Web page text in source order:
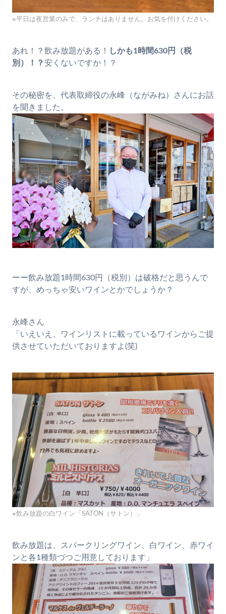
※平日は夜営業のみで、ランチはありません。お気を付けください。
あれ！？飲み放題がある！
しかも1時間630円（税
別）！？安くないですか！？
その秘密を、代表取締役の永峰（ながみね）さんにお話
を聞きました。
ーー飲み放題1時間630円（税別）は破格だと思うんで
すが、めっちゃ安いワインとかでしょうか？
永峰さん
「いえいえ、ワインリストに載っているワインからご提
供させていただいておりますよ(笑)
※飲み放題の白ワイン「SATON（サトン）」
飲み放題は、スパークリングワイン、白ワイン、赤ワイ
ンと各1種類づつご用意しております」